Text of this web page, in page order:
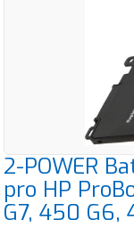
2-POWER
pro HP
G7, 450 G6,